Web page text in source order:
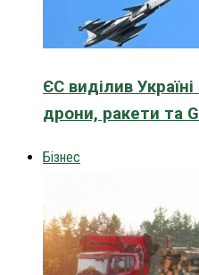
ЄС виділив
дрони, ракети та
Бізнес